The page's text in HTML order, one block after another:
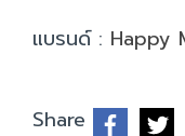
แบรนด์ : Happy
Share